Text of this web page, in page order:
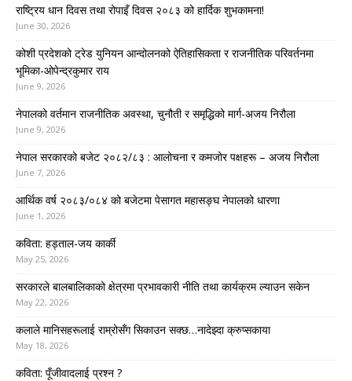
राष्ट्रिय धान दिवस तथा रोपाइँ दिवस २०८३ को हार्दिक शुभकामना!
June 30, 2026
कोशी प्रदेशको ट्रेड युनियन आन्दोलनको ऐतिहासिकता र राजनीतिक परिवर्तनमा
भूमिका-ओपेन्द्रकुमार राय
June 9, 2026
नेपालको वर्तमान राजनीतिक अवस्था, चुनौती र समृद्धिको मार्ग-अजय निरौला
June 9, 2026
नेपाल सरकारको बजेट २०८२/८३ : आलोचना र कमजोर पक्षहरू – अजय निरौला
June 7, 2026
आर्थिक वर्ष २०८३/०८४ को बजेटमा पेसागत महासङ्घ नेपालको धारणा
June 1, 2026
कविता: हड्ताल-जय कार्की
May 25, 2026
सरकारले बालबालिकाको क्षेत्रमा प्रभावकारी नीति तथा कार्यक्रम ल्याउन सकेन
May 22, 2026
कलाले मानिसहरूलाई राम्रोसँग सिकाउन सक्छ…नादेझ्दा क्रुप्सकाया
May 18, 2026
कविता: पूँजीवादलाई प्रश्न ?